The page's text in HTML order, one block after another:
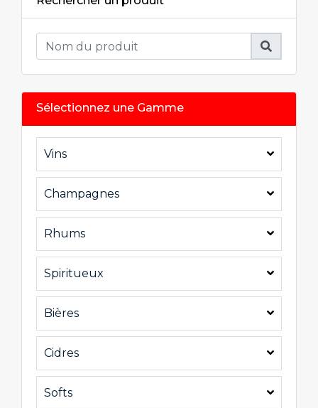
Sélectionnez une Gamme
Vins
Champagnes
Rhums
Spiritueux
Bières
Cidres
Softs